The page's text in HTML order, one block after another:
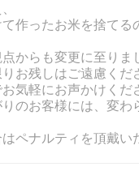
作ったお米を捨てる
からも変更に至りま
お残しはご遠慮くだ
気軽にお声かけくだ
のお客様には、変わ
ペナルティを頂戴い